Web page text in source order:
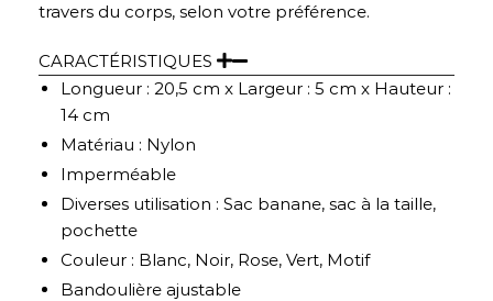
travers du corps, selon votre préférence.
CARACTÉRISTIQUES
Longueur : 20,5 cm x Largeur : 5 cm x Hauteur :
14 cm
Matériau : Nylon
Imperméable
Diverses utilisation : Sac banane, sac à la taille,
pochette
Couleur : Blanc, Noir, Rose, Vert, Motif
Bandoulière ajustable